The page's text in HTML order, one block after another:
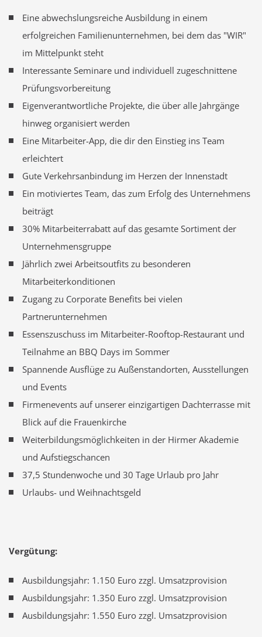
Eine abwechslungsreiche Ausbildung in einem
erfolgreichen Familienunternehmen, bei dem das "WIR"
im Mittelpunkt steht
Interessante Seminare und individuell zugeschnittene
Prüfungsvorbereitung
Eigenverantwortliche Projekte, die über alle Jahrgänge
hinweg organisiert werden
Eine Mitarbeiter-App, die dir den Einstieg ins Team
erleichtert
Gute Verkehrsanbindung im Herzen der Innenstadt
Ein motiviertes Team, das zum Erfolg des Unternehmens
beiträgt
30% Mitarbeiterrabatt auf das gesamte Sortiment der
Unternehmensgruppe
Jährlich zwei Arbeitsoutfits zu besonderen
Mitarbeiterkonditionen
Zugang zu Corporate Benefits bei vielen
Partnerunternehmen
Essenszuschuss im Mitarbeiter-Rooftop-Restaurant und
Teilnahme an BBQ Days im Sommer
Spannende Ausflüge zu Außenstandorten, Ausstellungen
und Events
Firmenevents auf unserer einzigartigen Dachterrasse mit
Blick auf die Frauenkirche
Weiterbildungsmöglichkeiten in der Hirmer Akademie
und Aufstiegschancen
37,5 Stundenwoche und 30 Tage Urlaub pro Jahr
Urlaubs- und Weihnachtsgeld
Vergütung:
Ausbildungsjahr: 1.150 Euro zzgl. Umsatzprovision
Ausbildungsjahr: 1.350 Euro zzgl. Umsatzprovision
Ausbildungsjahr: 1.550 Euro zzgl. Umsatzprovision